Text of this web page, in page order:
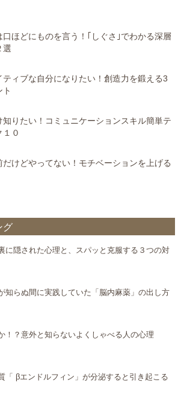
口ほどにものを言う！｢しぐさ｣でわかる深層
選
ティブな自分になりたい！創造力を鍛える3
ト
知りたい！コミュニケーションスキル簡単テ
１０
だけどやってない！モチベーションを上げる
グ
に隠された心理と、スパッと克服する３つの対
知らぬ間に実践していた「脳内麻薬」の出し方
！？意外と知らないよくしゃべる人の心理
「 βエンドルフィン」が分泌すると引き起こる